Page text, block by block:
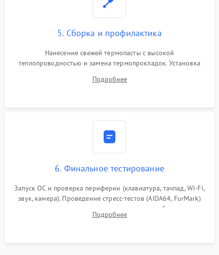
5. Сборка и профилактика
Нанесение свежей термопасты с высокой
теплопроводностью и замена термопрокладок. Установка
шлейфов, модулей памяти и накопителей. Предварительная
Подробнее
6. Финальное тестирование
Запуск ОС и проверка периферии (клавиатура, тачпад, Wi-Fi,
звук, камера). Проведение стресс-тестов (AIDA64, FurMark)
для контроля температурного режима и стабильности
системы под пиковой нагрузкой.
Подробнее